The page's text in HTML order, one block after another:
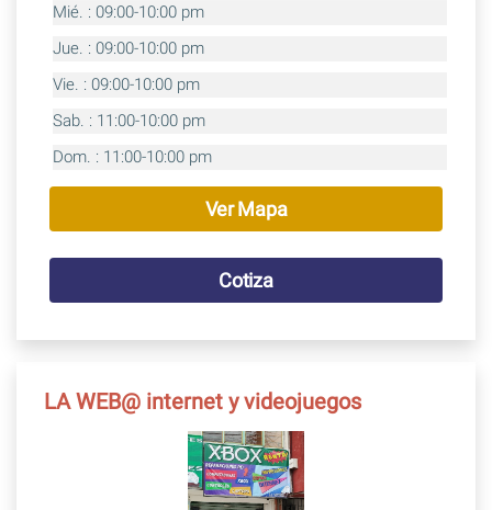
Mié. : 09:00-10:00 pm
Jue. : 09:00-10:00 pm
Vie. : 09:00-10:00 pm
Sab. : 11:00-10:00 pm
Dom. : 11:00-10:00 pm
Ver Mapa
Cotiza
LA WEB@ internet y videojuegos